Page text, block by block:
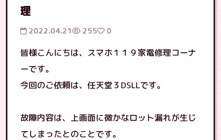
理
2022.04.21 255 0
皆様こんにちは、スマホ１１９家電修理コーナ
ーです。
今回のご依頼は、任天堂３DSLLです。
故障内容は、上画面に微かなロット漏れが生じ
てしまったとのことです。